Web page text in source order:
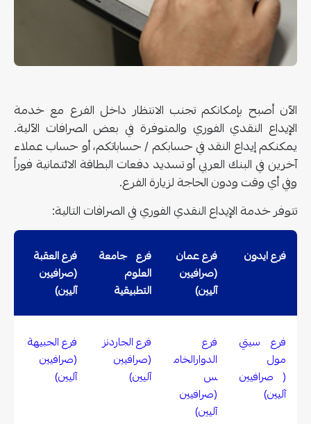
الآن أصبح بإمكانكم تجنب الانتظار داخل الفرع مع خدمة
الإيداع النقدي الفوري والمتوفرة في بعض الصرافات الآلية.
يمكنكم إيداع النقد في حسابكم / حساباتكم، أو حساب عملاء
آخرين في البنك العربي أو تسديد دفعات البطاقة الائتمانية فوراً
وفي أي وقت ودون الحاجة لزيارة الفرع.
تتوفر خدمة الإيداع النقدي الفوري في الصرافات التالية:
فرع ايدون
فرع عمان
(صرافيين
آليين)
فرع جامعة
العلوم
التطبيقية
فرع العقبة
(صرافيين
آليين)
فرع سيتي
مول
( صرافيين
آليين)
فرع
الدوارالخام
س
(صرافيين
آليين)
فرع الجاردنز
(صرافيين
آليين)
فرع الجبيهة
(صرافيين
آليين)